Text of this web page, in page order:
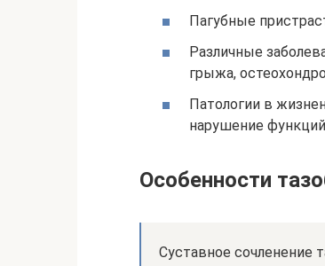
Пагубные
Различные
грыжа,
Патологии в
нарушение
Особенности
Суставное сочленение